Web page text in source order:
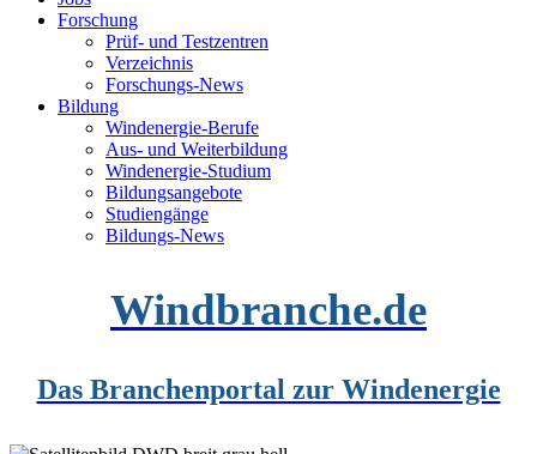
Forschung
Prüf- und Testzentren
Verzeichnis
Forschungs-News
Bildung
Windenergie-Berufe
Aus- und Weiterbildung
Windenergie-Studium
Bildungsangebote
Studiengänge
Bildungs-News
Windbranche.de
Das Branchenportal zur Windenergie